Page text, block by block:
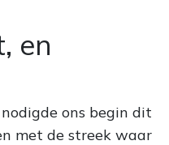
en
ons begin dit
met de streek waar